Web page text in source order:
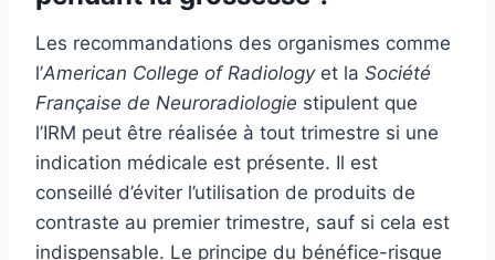
Les recommandations des organismes comme
l’American College of Radiologyet la Société
Française de Neuroradiologie stipulent que
l’IRM peut être réalisée à tout trimestre si une
indication médicale est présente. Il est
conseillé d’éviter l’utilisation de produits de
contraste au premier trimestre, sauf si cela est
indispensable. Le principe du bénéfice-risque